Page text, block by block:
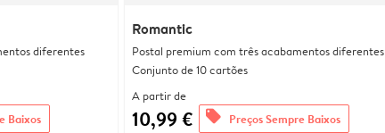
diferentes
Baixos
Romantic
Postal premium com três acabamentos diferentes
Conjunto de 10 cartões
A partir de
10,99 € offers Preços Sempre Baixos